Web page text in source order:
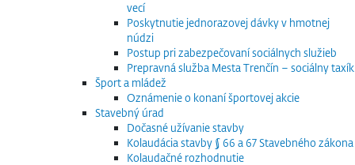
vecí
Poskytnutie jednorazovej dávky v hmotnej
núdzi
Postup pri zabezpečovaní sociálnych služieb
Prepravná služba Mesta Trenčín – sociálny taxík
Šport a mládež
Oznámenie o konaní športovej akcie
Stavebný úrad
Dočasné užívanie stavby
Kolaudácia stavby § 66 a 67 Stavebného zákona
Kolaudačné rozhodnutie